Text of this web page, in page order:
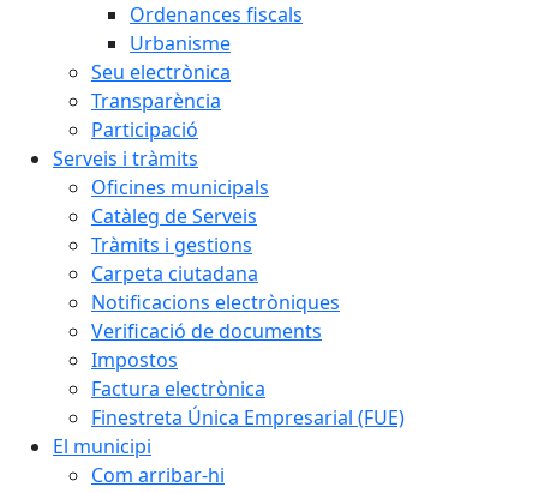
Ordenances fiscals
Urbanisme
Seu electrònica
Transparència
Participació
Serveis i tràmits
Oficines municipals
Catàleg de Serveis
Tràmits i gestions
Carpeta ciutadana
Notificacions electròniques
Verificació de documents
Impostos
Factura electrònica
Finestreta Única Empresarial (FUE)
El municipi
Com arribar-hi